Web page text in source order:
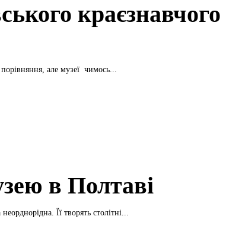
краєзнавчого
але музеї чимось...
в Полтаві
Її творять столітні...